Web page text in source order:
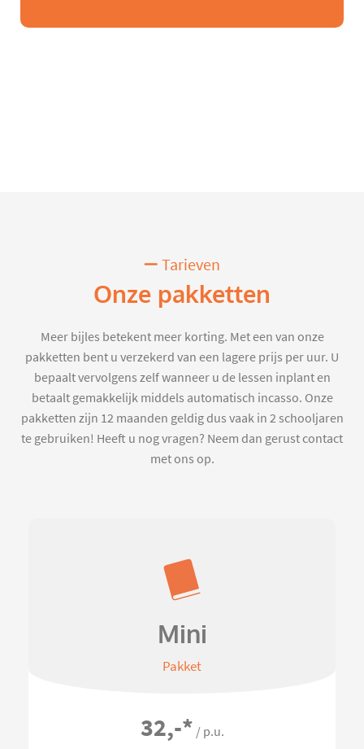
Tarieven
Onze pakketten
Meer bijles betekent meer korting. Met een van onze
pakketten bent u verzekerd van een lagere prijs per uur. U
bepaalt vervolgens zelf wanneer u de lessen inplant en
betaalt gemakkelijk middels automatisch incasso. Onze
pakketten zijn 12 maanden geldig dus vaak in 2 schooljaren
te gebruiken! Heeft u nog vragen? Neem dan gerust contact
met ons op.
Mini
Pakket
32,-* / p.u.